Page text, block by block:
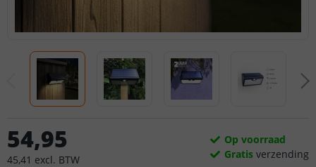
54,95
45,41 excl. BTW
Op voorraad
Gratis verzending